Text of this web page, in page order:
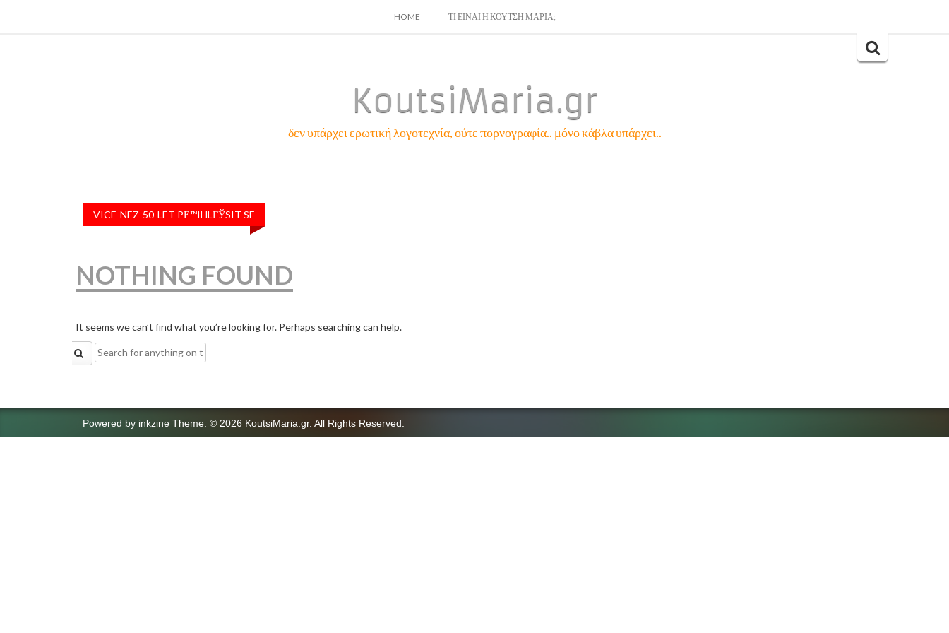
SKIP
HOME ΤΙ ΕΙΝΑΙ Η ΚΟΥΤΣΗ ΜΑΡΙΑ;
Search
KoutsiMaria.gr
δεν υπάρχει ερωτική λογοτεχνία, ούτε πορνογραφία.. μόνο κάβλα υπάρχει..
VICE-NEZ-50-LET PЕ™IHLГЎSIT SE
NOTHING FOUND
It seems we can’t find what you’re looking for. Perhaps searching can help.
Search
for:
Powered by inkzine Theme © 2026 KoutsiMaria.gr. All Rights Reserved.